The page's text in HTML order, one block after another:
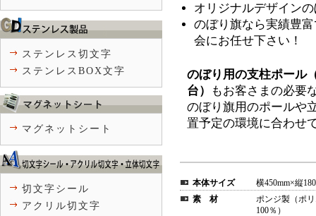
オリジナルデザイン
のぼり旗なら実績豊
会にお任せ下さい！
のぼり用の支柱ポール
台）
もお客さまの必要
のぼり旗用のポールや
置予定の環境に合わせ
本体サイズ
横450mm×縦
素 材
ポンジ製（ポ
100％）
ステンレス切文字
ステンレスBOX文字
マグネットシート
切文字シール
アクリル切文字